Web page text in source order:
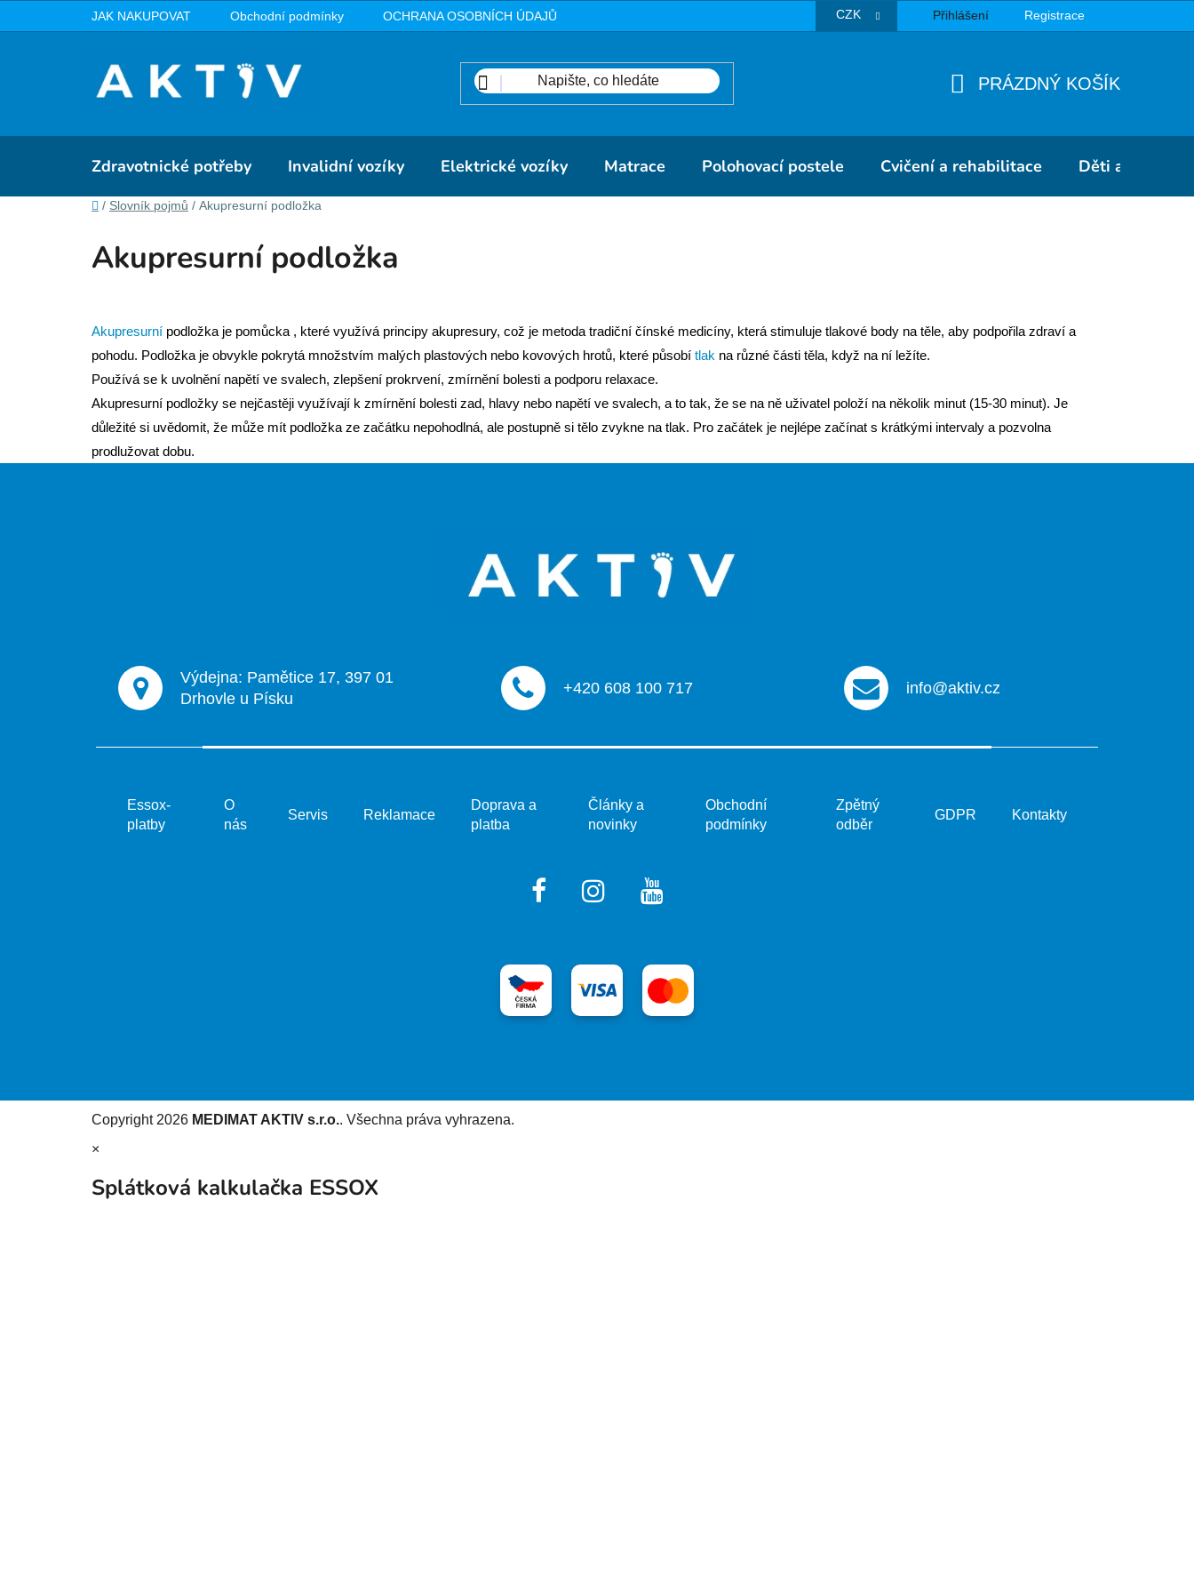
na
JAK NAKUPOVAT Obchodní podmínky OCHRANA OSOBNÍCH ÚDAJŮ CZK Přihlášení Registrace
PRÁZDNÝ KOŠÍK
Zdravotnické potřeby Invalidní vozíky Elektrické vozíky Matrace Polohovací postele Cvičení a rehabilitace Děti a školky
Domů
/ Slovník pojmů / Akupresurní podložka
Akupresurní podložka
Akupresurní podložka je pomůcka , které využívá principy akupresury, což je metoda tradiční čínské medicíny, která stimuluje tlakové body na těle, aby podpořila zdraví a
pohodu. Podložka je obvykle pokrytá množstvím malých plastových nebo kovových hrotů, které působí tlak na různé části těla, když na ní ležíte.
Používá se k uvolnění napětí ve svalech, zlepšení prokrvení, zmírnění bolesti a podporu relaxace.
Akupresurní podložky se nejčastěji využívají k zmírnění bolesti zad, hlavy nebo napětí ve svalech, a to tak, že se na ně uživatel položí na několik minut (15-30 minut). Je
důležité si uvědomit, že může mít podložka ze začátku nepohodlná, ale postupně si tělo zvykne na tlak. Pro začátek je nejlépe začínat s krátkými intervaly a pozvolna
prodlužovat dobu.
Výdejna: Pamětice 17, 397 01
Drhovle u Písku
+420 608 100 717 info@aktiv.cz
Essox-
platby
O
nás
Servis Reklamace
Doprava a
platba
Články a
novinky
Obchodní
podmínky
Zpětný
odběr
GDPR Kontakty
Copyright 2026 MEDIMAT AKTIV s.r.o.. Všechna práva vyhrazena.
×
Splátková kalkulačka ESSOX